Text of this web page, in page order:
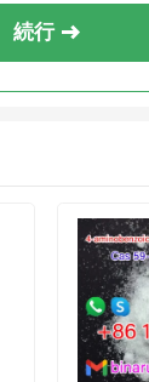
続行